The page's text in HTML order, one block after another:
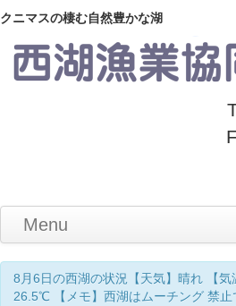
クニマスの棲む自然豊かな湖
Menu
Home
釣り情報
マナーとお願い
クニマス展示館
漁協からのお知らせ
お問い合わせ
8月6日の西湖の状況【天気】晴れ 【気
26.5℃ 【メモ】西湖はムーチング 禁止